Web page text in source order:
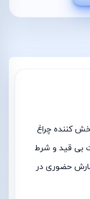
پارت پخش کننده چراغ
استوک 2011 با ضمانت بی قید و شرط
حضوری در